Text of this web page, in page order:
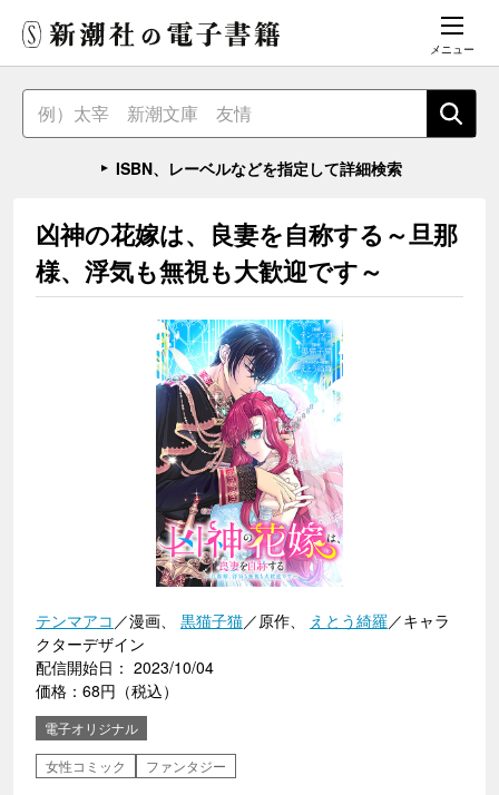
メニュー
ISBN、レーベルなどを指定して詳細検索
凶神の花嫁は、良妻を自称する～旦那
様、浮気も無視も大歓迎です～
テンマアコ ／漫画、 黒猫子猫／原作、 えとう綺羅／キャラ
クターデザイン
配信開始日： 2023/10/04
価格：68円（税込）
電子オリジナル
女性コミック
ファンタジー